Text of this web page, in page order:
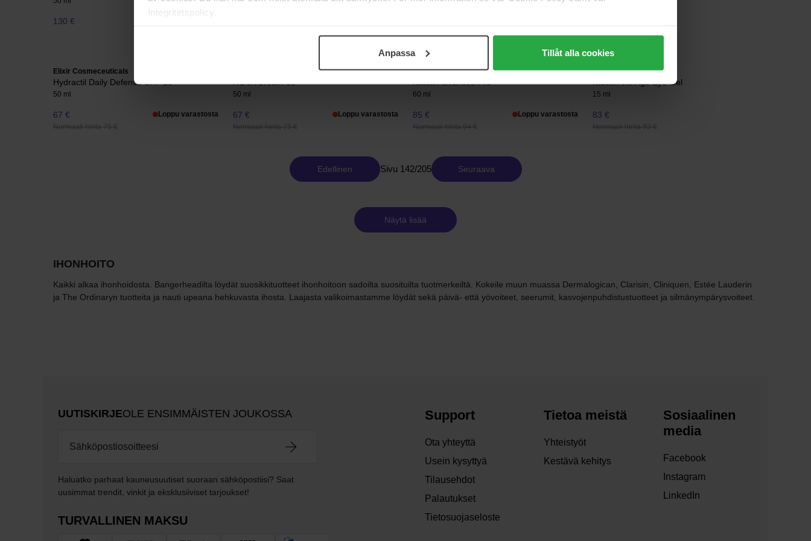
Integritetspolicy.
Anpassa Tillåt alla cookies
130 €
Elixir Cosmeceuticals
Hydractil Daily Defense SPF 15
50 ml
67 €
Normaali hinta 75 €
Loppu varastosta
NOVA Cream 30+
50 ml
67 €
Normaali hinta 75 €
Loppu varastosta
Elixir Cosmeceuticals
Niactil Advanced Pro
60 ml
85 €
Normaali hinta 94 €
Loppu varastosta
Elixir Cosmeceuticals
Niactil Anti-Age Eye Gel
15 ml
83 €
Normaali hinta 93 €
Edellinen Sivu 142/205 Seuraava
Näytä lisää
IHONHOITO
Kaikki alkaa ihonhoidosta. Bangerheadilta löydät suosikkituotteet ihonhoitoon sadoilta suosituilta tuotmerkeiltä. Kokeile muun muassa Dermalogican, Clarisin, Cliniquen, Estée Lauderin
ja The Ordinaryn tuotteita ja nauti upeana hehkuvasta ihosta. Laajasta valikoimastamme löydät sekä päivä- että yövoiteet, seerumit, kasvojenpuhdistustuotteet ja silmänympärysvoiteet.
UUTISKIRJEOLE ENSIMMÄISTEN JOUKOSSA
Haluatko parhaat kauneusuutiset suoraan sähköpostiisi? Saat
uusimmat trendit, vinkit ja eksklusiiviset tarjoukset!
TURVALLINEN MAKSU
Support
Ota yhteyttä
Usein kysyttyä
Tilausehdot
Palautukset
Tietosuojaseloste
Tietoa meistä
Yhteistyöt
Kestävä kehitys
Sosiaalinen
media
Facebook
Instagram
LinkedIn